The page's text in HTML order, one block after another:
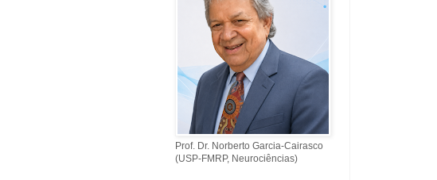
Prof. Dr. Norberto Garcia-Cairasco
(USP-FMRP, Neurociências)